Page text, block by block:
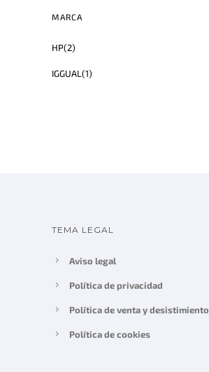
MARCA
HP(2)
IGGUAL (1)
TEMA LEGAL
Aviso legal
Política de privacidad
Política de venta y desistimiento
Política de cookies